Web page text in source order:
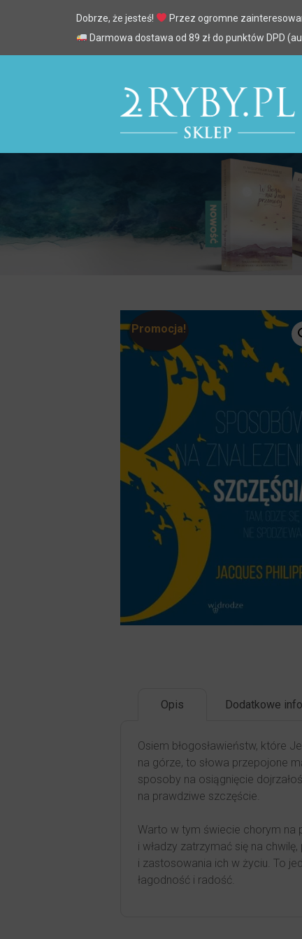
Dobrze, że jesteś! Przez ogromne
Darmowa dostawa od 89 zł do punktów DPD
Promocja!
Opis Dodatkowe
Osiem błogosławieństw, które
na górze, to słowa przepojone
sposoby na osiągnięcie
na prawdziwe szczęście.
Warto w tym świecie chorym na
i władzy zatrzymać się na
i zastosowania ich w życiu. To
łagodność i radość.